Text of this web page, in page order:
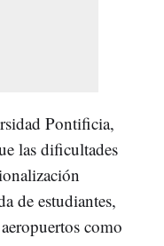
Pontificia,
las dificultades
de estudiantes,
como